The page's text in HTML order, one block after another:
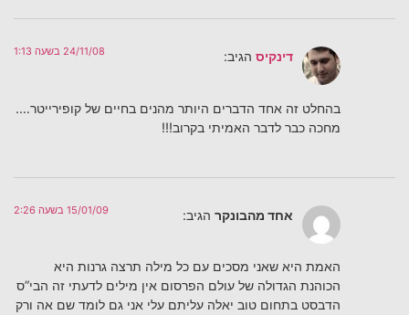
דינקיס הגיב: 24/11/08 בשעה 1:13
בהחלט זה אחד הדברים היותר מהנים בחיים של קופירייטר….
מחכה כבר לדבר האמיתי בקרוב!!!
אחד מהבונקר הגיב: 15/01/09 בשעה 2:26
האמת היא שאני מסכים עם כל מילה תרצה גרנות היא
הכוהנת הגדולה של עולם הפרסום אין מילים לדעתי זה הבי”ס
הדבסט בתחום טוב יאלה עליתם עלי אני גם לומד שם אה ורק